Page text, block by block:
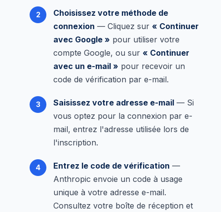
Choisissez votre méthode de
connexion — Cliquez sur « Continuer
avec Google » pour utiliser votre
compte Google, ou sur « Continuer
avec un e-mail » pour recevoir un
code de vérification par e-mail.
Saisissez votre adresse e-mail — Si
vous optez pour la connexion par e-
mail, entrez l'adresse utilisée lors de
l'inscription.
Entrez le code de vérification —
Anthropic envoie un code à usage
unique à votre adresse e-mail.
Consultez votre boîte de réception et